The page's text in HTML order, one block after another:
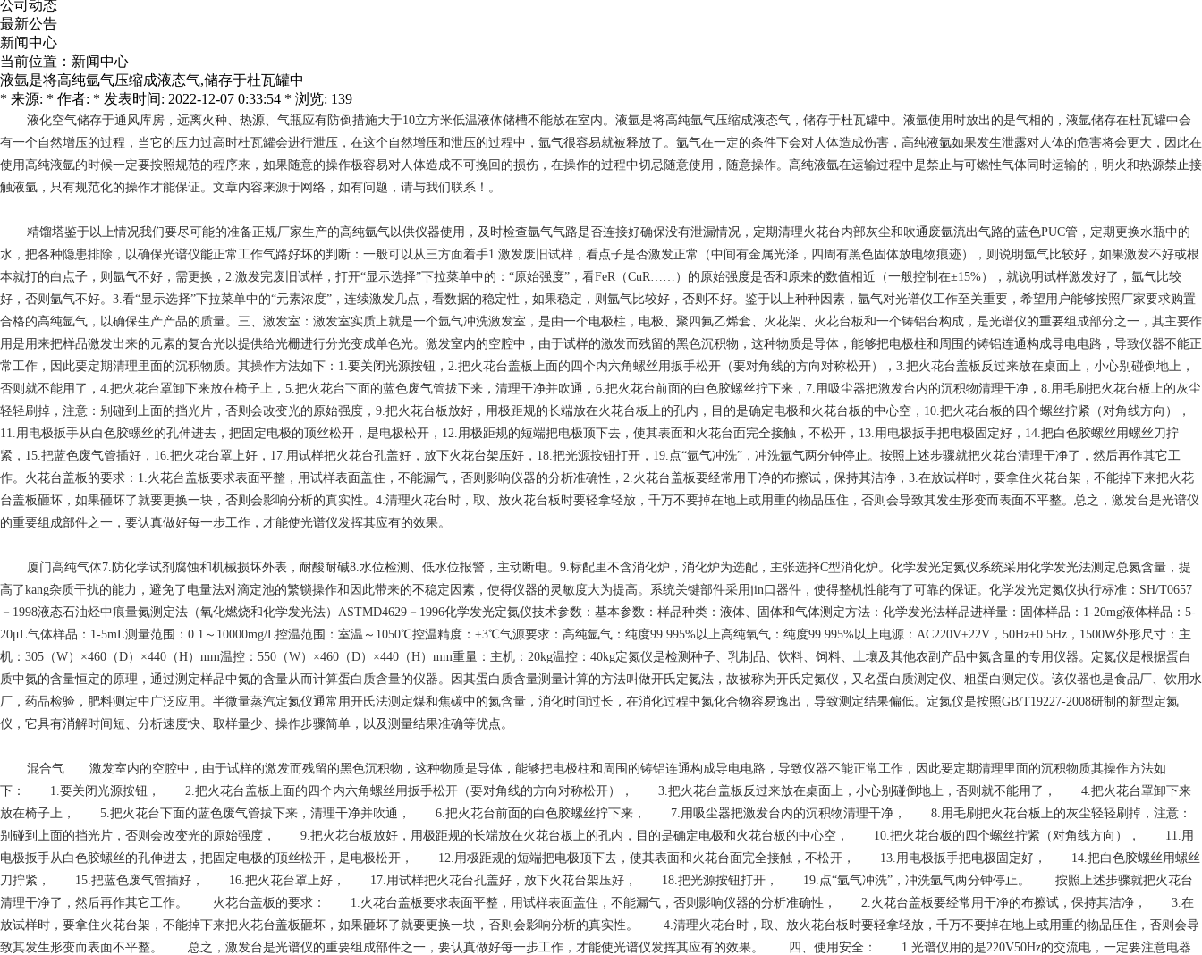
公司动态
最新公告
新闻中心
当前位置： 新闻中心
液氩是将高纯氩气压缩成液态气,储存于杜瓦罐中
* 来源: * 作者: * 发表时间: 2022-12-07 0:33:54 * 浏览: 139
液化空气储存于通风库房，远离火种、热源、气瓶应有防倒措施大于10立方米低温液体储槽不能放在室内。液氩是将高纯氩气压缩成液态气，储存于杜瓦罐中。液氩使用时放出的是气相的，液氩储存在杜瓦罐中会
有一个自然增压的过程，当它的压力过高时杜瓦罐会进行泄压，在这个自然增压和泄压的过程中，氩气很容易就被释放了。氩气在一定的条件下会对人体造成伤害，高纯液氩如果发生泄露对人体的危害将会更大，因此在
使用高纯液氩的时候一定要按照规范的程序来，如果随意的操作极容易对人体造成不可挽回的损伤，在操作的过程中切忌随意使用，随意操作。高纯液氩在运输过程中是禁止与可燃性气体同时运输的，明火和热源禁止接
触液氩，只有规范化的操作才能保证。文章内容来源于网络，如有问题，请与我们联系！。
精馏塔鉴于以上情况我们要尽可能的准备正规厂家生产的高纯氩气以供仪器使用，及时检查氩气气路是否连接好确保没有泄漏情况，定期清理火花台内部灰尘和吹通废氩流出气路的蓝色PUC管，定期更换水瓶中的
水，把各种隐患排除，以确保光谱仪能正常工作气路好坏的判断：一般可以从三方面着手1.激发废旧试样，看点子是否激发正常（中间有金属光泽，四周有黑色固体放电物痕迹），则说明氩气比较好，如果激发不好或根
本就打的白点子，则氩气不好，需更换，2.激发完废旧试样，打开“显示选择”下拉菜单中的：“原始强度”，看FeR（CuR……）的原始强度是否和原来的数值相近（一般控制在±15%），就说明试样激发好了，氩气比较
好，否则氩气不好。3.看“显示选择”下拉菜单中的“元素浓度”，连续激发几点，看数据的稳定性，如果稳定，则氩气比较好，否则不好。鉴于以上种种因素，氩气对光谱仪工作至关重要，希望用户能够按照厂家要求购置
合格的高纯氩气，以确保生产产品的质量。三、激发室：激发室实质上就是一个氩气冲洗激发室，是由一个电极柱，电极、聚四氟乙烯套、火花架、火花台板和一个铸铝台构成，是光谱仪的重要组成部分之一，其主要作
用是用来把样品激发出来的元素的复合光以提供给光栅进行分光变成单色光。激发室内的空腔中，由于试样的激发而残留的黑色沉积物，这种物质是导体，能够把电极柱和周围的铸铝连通构成导电电路，导致仪器不能正
常工作，因此要定期清理里面的沉积物质。其操作方法如下：1.要关闭光源按钮，2.把火花台盖板上面的四个内六角螺丝用扳手松开（要对角线的方向对称松开），3.把火花台盖板反过来放在桌面上，小心别碰倒地上，
否则就不能用了，4.把火花台罩卸下来放在椅子上，5.把火花台下面的蓝色废气管拔下来，清理干净并吹通，6.把火花台前面的白色胶螺丝拧下来，7.用吸尘器把激发台内的沉积物清理干净，8.用毛刷把火花台板上的灰尘
轻轻刷掉，注意：别碰到上面的挡光片，否则会改变光的原始强度，9.把火花台板放好，用极距规的长端放在火花台板上的孔内，目的是确定电极和火花台板的中心空，10.把火花台板的四个螺丝拧紧（对角线方向），
11.用电极扳手从白色胶螺丝的孔伸进去，把固定电极的顶丝松开，是电极松开，12.用极距规的短端把电极顶下去，使其表面和火花台面完全接触，不松开，13.用电极扳手把电极固定好，14.把白色胶螺丝用螺丝刀拧
紧，15.把蓝色废气管插好，16.把火花台罩上好，17.用试样把火花台孔盖好，放下火花台架压好，18.把光源按钮打开，19.点“氩气冲洗”，冲洗氩气两分钟停止。按照上述步骤就把火花台清理干净了，然后再作其它工
作。火花台盖板的要求：1.火花台盖板要求表面平整，用试样表面盖住，不能漏气，否则影响仪器的分析准确性，2.火花台盖板要经常用干净的布擦试，保持其洁净，3.在放试样时，要拿住火花台架，不能掉下来把火花
台盖板砸坏，如果砸坏了就要更换一块，否则会影响分析的真实性。4.清理火花台时，取、放火花台板时要轻拿轻放，千万不要掉在地上或用重的物品压住，否则会导致其发生形变而表面不平整。总之，激发台是光谱仪
的重要组成部件之一，要认真做好每一步工作，才能使光谱仪发挥其应有的效果。
厦门高纯气体7.防化学试剂腐蚀和机械损坏外表，耐酸耐碱8.水位检测、低水位报警，主动断电。9.标配里不含消化炉，消化炉为选配，主张选择C型消化炉。化学发光定氮仪系统采用化学发光法测定总氮含量，提
高了kang杂质干扰的能力，避免了电量法对滴定池的繁锁操作和因此带来的不稳定因素，使得仪器的灵敏度大为提高。系统关键部件采用jin口器件，使得整机性能有了可靠的保证。化学发光定氮仪执行标准：SH/T0657
－1998液态石油烃中痕量氮测定法（氧化燃烧和化学发光法）ASTMD4629－1996化学发光定氮仪技术参数：基本参数：样品种类：液体、固体和气体测定方法：化学发光法样品进样量：固体样品：1-20mg液体样品：5-
20μL气体样品：1-5mL测量范围：0.1～10000mg/L控温范围：室温～1050℃控温精度：±3℃气源要求：高纯氩气：纯度99.995%以上高纯氧气：纯度99.995%以上电源：AC220V±22V，50Hz±0.5Hz，1500W外形尺寸：主
机：305（W）×460（D）×440（H）mm温控：550（W）×460（D）×440（H）mm重量：主机：20kg温控：40kg定氮仪是检测种子、乳制品、饮料、饲料、土壤及其他农副产品中氮含量的专用仪器。定氮仪是根据蛋白
质中氮的含量恒定的原理，通过测定样品中氮的含量从而计算蛋白质含量的仪器。因其蛋白质含量测量计算的方法叫做开氏定氮法，故被称为开氏定氮仪，又名蛋白质测定仪、粗蛋白测定仪。该仪器也是食品厂、饮用水
厂，药品检验，肥料测定中广泛应用。半微量蒸汽定氮仪通常用开氏法测定煤和焦碳中的氮含量，消化时间过长，在消化过程中氮化合物容易逸出，导致测定结果偏低。定氮仪是按照GB/T19227-2008研制的新型定氮
仪，它具有消解时间短、分析速度快、取样量少、操作步骤简单，以及测量结果准确等优点。
混合气 激发室内的空腔中，由于试样的激发而残留的黑色沉积物，这种物质是导体，能够把电极柱和周围的铸铝连通构成导电电路，导致仪器不能正常工作，因此要定期清理里面的沉积物质其操作方法如
下： 1.要关闭光源按钮， 2.把火花台盖板上面的四个内六角螺丝用扳手松开（要对角线的方向对称松开）， 3.把火花台盖板反过来放在桌面上，小心别碰倒地上，否则就不能用了， 4.把火花台罩卸下来
放在椅子上， 5.把火花台下面的蓝色废气管拔下来，清理干净并吹通， 6.把火花台前面的白色胶螺丝拧下来， 7.用吸尘器把激发台内的沉积物清理干净， 8.用毛刷把火花台板上的灰尘轻轻刷掉，注意：
别碰到上面的挡光片，否则会改变光的原始强度， 9.把火花台板放好，用极距规的长端放在火花台板上的孔内，目的是确定电极和火花台板的中心空， 10.把火花台板的四个螺丝拧紧（对角线方向）， 11.用
电极扳手从白色胶螺丝的孔伸进去，把固定电极的顶丝松开，是电极松开， 12.用极距规的短端把电极顶下去，使其表面和火花台面完全接触，不松开， 13.用电极扳手把电极固定好， 14.把白色胶螺丝用螺丝
刀拧紧， 15.把蓝色废气管插好， 16.把火花台罩上好， 17.用试样把火花台孔盖好，放下火花台架压好， 18.把光源按钮打开， 19.点“氩气冲洗”，冲洗氩气两分钟停止。 按照上述步骤就把火花台
清理干净了，然后再作其它工作。 火花台盖板的要求： 1.火花台盖板要求表面平整，用试样表面盖住，不能漏气，否则影响仪器的分析准确性， 2.火花台盖板要经常用干净的布擦试，保持其洁净， 3.在
放试样时，要拿住火花台架，不能掉下来把火花台盖板砸坏，如果砸坏了就要更换一块，否则会影响分析的真实性。 4.清理火花台时，取、放火花台板时要轻拿轻放，千万不要掉在地上或用重的物品压住，否则会导
致其发生形变而表面不平整。 总之，激发台是光谱仪的重要组成部件之一，要认真做好每一步工作，才能使光谱仪发挥其应有的效果。 四、使用安全： 1.光谱仪用的是220V50Hz的交流电，一定要注意电器